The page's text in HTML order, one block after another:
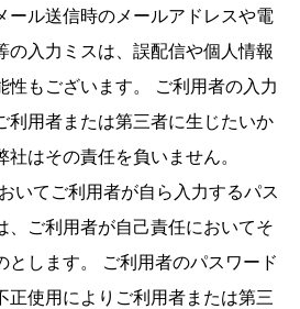
ール送信時のメールアドレスや電
の入力ミスは、誤配信や個人情報
性もございます。 ご利用者の入力
利用者または第三者に生じたいか
社はその責任を負いません。
いてご利用者が自ら入力するパス
、ご利用者が自己責任においてそ
とします。 ご利用者のパスワード
正使用によりご利用者または第三